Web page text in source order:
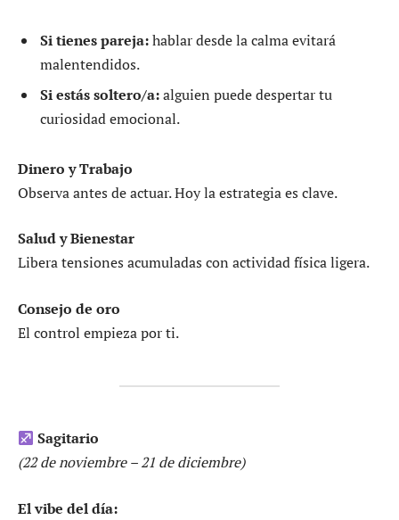
Si tienes pareja:hablar desde la calma evitará
malentendidos.
Si estás soltero/a:alguien puede despertar tu
curiosidad emocional.
Dinero y Trabajo
Observa antes de actuar. Hoy la estrategia es clave.
Salud y Bienestar
Libera tensiones acumuladas con actividad física ligera.
Consejo de oro
El control empieza por ti.
Sagitario
(22 de noviembre – 21 de diciembre)
El vibe del día: